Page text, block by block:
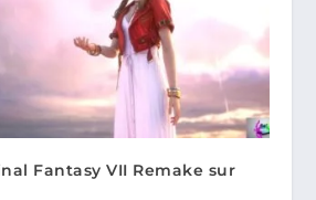
Fantasy VII Remake sur